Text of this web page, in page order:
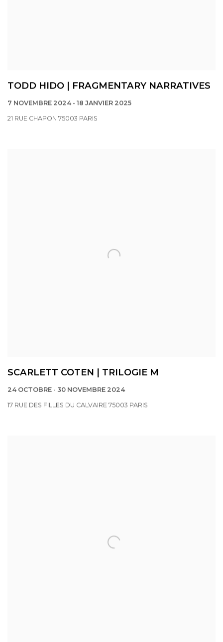
TODD HIDO | FRAGMENTARY NARRATIVES
7 NOVEMBRE 2024 - 18 JANVIER 2025
21 RUE CHAPON 75003 PARIS
SCARLETT COTEN | TRILOGIE M
24 OCTOBRE - 30 NOVEMBRE 2024
17 RUE DES FILLES DU CALVAIRE 75003 PARIS